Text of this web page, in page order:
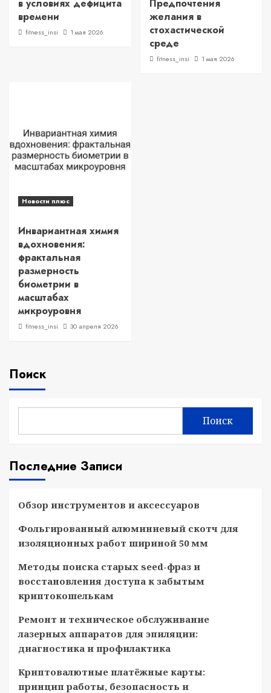
в условиях дефицита
времени
fitness_insi 1 мая 2026
Предпочтения
желания в
стохастической
среде
fitness_insi 1 мая 2026
Новости плюс
Инвариантная химия
вдохновения:
фрактальная
размерность
биометрии в
масштабах
микроуровня
fitness_insi 30 апреля 2026
Поиск
Поиск
Последние Записи
Обзор инструментов и аксессуаров
Фольгированный алюминиевый скотч для
изоляционных работ шириной 50 мм
Методы поиска старых seed-фраз и
восстановления доступа к забытым
криптокошелькам
Ремонт и техническое обслуживание
лазерных аппаратов для эпиляции:
диагностика и профилактика
Криптовалютные платёжные карты:
принцип работы, безопасность и